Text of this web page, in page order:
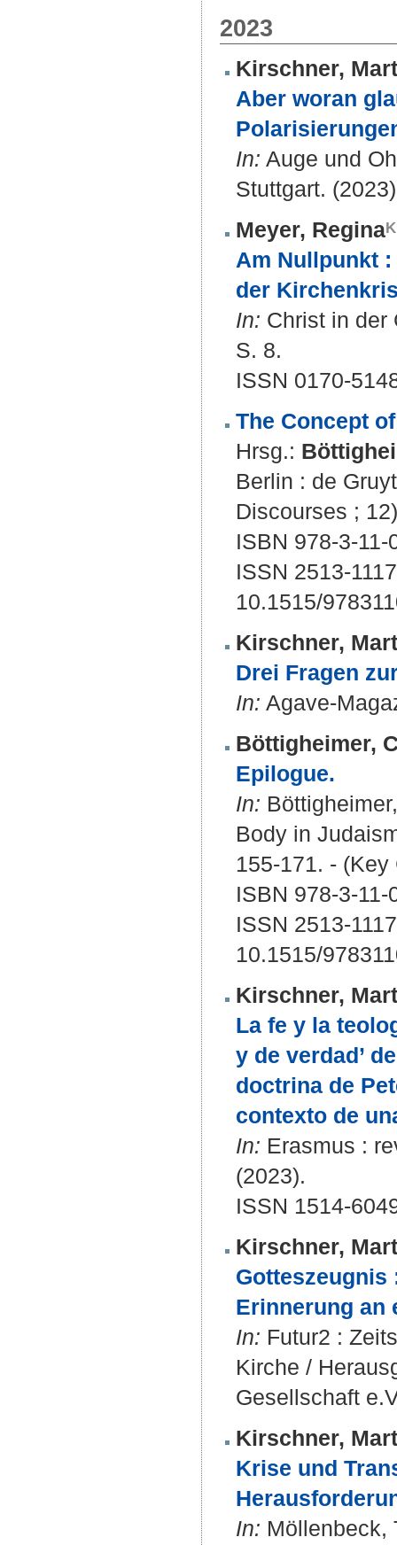
2023
Kirschner,
Aber woran
In: Auge und
Stuttgart.
Meyer, Regina
Am Nullpunkt
der
In: Christ in der
S. 8.
ISSN 0170-
The Concept
Hrsg.:
Berlin : de
Discourses ; 12)
ISBN 978-3-
ISSN 2513-1117
10.1515/
Kirschner,
Drei Fragen
In: Agave-
Böttigheimer,
Epilogue.
In:
Body in
155-171. -
ISBN 978-3-
ISSN 2513-1117
10.1515/
Kirschner,
La fe y la
y de verdad’
doctrina de
contexto de
In: Erasmus :
(2023).
ISSN 1514-
Kirschner,
Gotteszeugnis
Erinnerung an
In: Futur2 :
Kirche /
Gesellschaft
Kirschner,
Krise und
In: Möllenbeck,